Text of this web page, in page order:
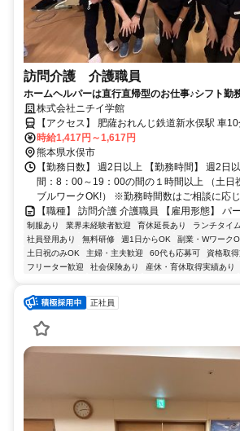
訪問介護 介護職員
ホームヘルパーは直行直帰型のお仕事♪シフト勤
勤務時間が可能です。
株式会社ニチイ学館
【アクセス】 肥薩おれんじ鉄道新水俣駅 車10分 ■住 所 熊本県
市 長野町11番114号1階 ■アクセス 肥薩おれんじ鉄道新水俣駅 車10
分
時給1,417円～1,617円
熊本県水俣市
【勤務日数】 週2日以上 【勤務時間】 週2日
間：8：00～19：00の間の１時間以上 （土日
ブルワークOK!） ※勤務時間数はご相談に応
【職種】 訪問介護 介護職員 【雇用形態】 パ
制服あり 業界未経験者歓迎 育休延長あり ランチタイム
社員登用あり
無料研修 週1日からOK 副業・Wワーク
土日祝のみOK
主婦・主夫歓迎 60代も応募可 資格取
フリーター歓迎
社会保険あり 産休・育休取得実績あり
正社員